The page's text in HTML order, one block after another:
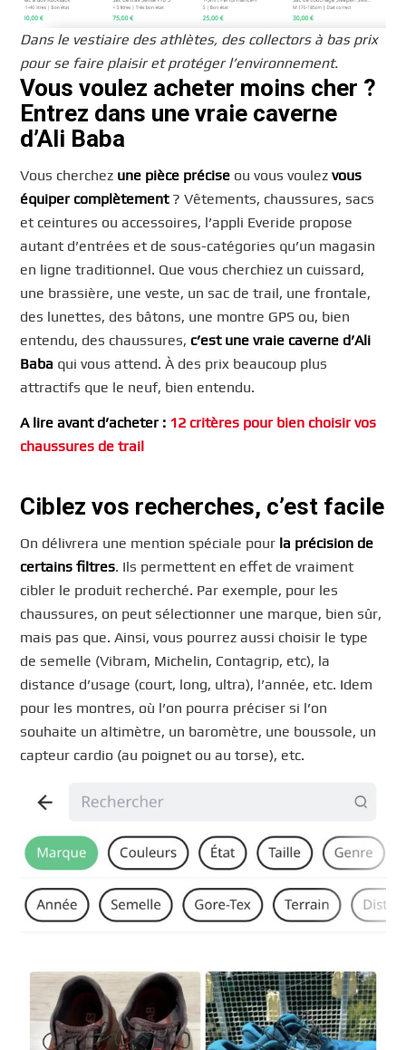
Dans le vestiaire des athlètes, des collectors à bas prix
pour se faire plaisir et protéger l’environnement.
Vous voulez acheter moins cher ?
Entrez dans une vraie caverne
d’Ali Baba
Vous cherchez une pièce précise ou vous voulezvous
équiper complètement? Vêtements, chaussures, sacs
et ceintures ou accessoires, l’appli Everide propose
autant d’entrées et de sous-catégories qu’un magasin
en ligne traditionnel. Que vous cherchiez un cuissard,
une brassière, une veste, un sac de trail, une frontale,
des lunettes, des bâtons, une montre GPS ou, bien
entendu, des chaussures, c’est une vraie caverne d’Ali
Baba qui vous attend. À des prix beaucoup plus
attractifs que le neuf, bien entendu.
A lire avant d’acheter : 12 critères pour bien choisir vos
chaussures de trail
Ciblez vos recherches, c’est facile
On délivrera une mention spéciale pour la précision de
certains filtres. Ils permettent en effet de vraiment
cibler le produit recherché. Par exemple, pour les
chaussures, on peut sélectionner une marque, bien sûr,
mais pas que. Ainsi, vous pourrez aussi choisir le type
de semelle (Vibram, Michelin, Contagrip, etc), la
distance d’usage (court, long, ultra), l’année, etc. Idem
pour les montres, où l’on pourra préciser si l’on
souhaite un altimètre, un baromètre, une boussole, un
capteur cardio (au poignet ou au torse), etc.